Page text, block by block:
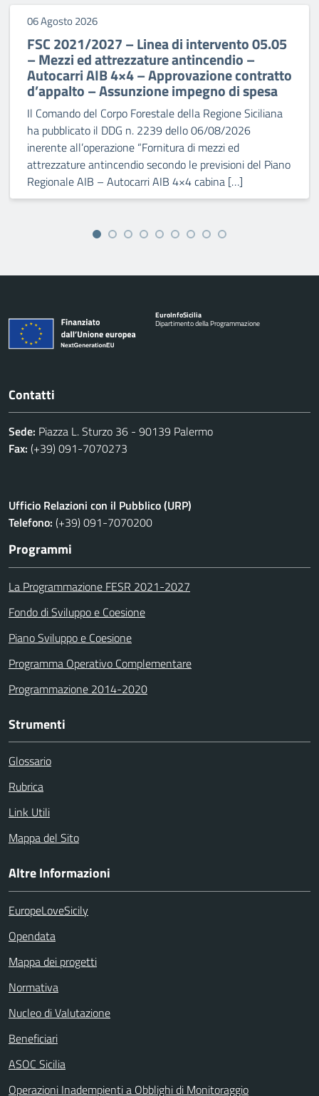
06 Agosto 2026
FSC 2021/2027 – Linea di intervento 05.05
– Mezzi ed attrezzature antincendio –
Autocarri AIB 4×4 – Approvazione contratto
d’appalto – Assunzione impegno di spesa
Il Comando del Corpo Forestale della Regione Siciliana
ha pubblicato il DDG n. 2239 dello 06/08/2026
inerente all’operazione “Fornitura di mezzi ed
attrezzature antincendio secondo le previsioni del Piano
Regionale AIB – Autocarri AIB 4×4 cabina […]
EuroInfoSicilia
Dipartimento della Programmazione
Contatti
Sede: Piazza L. Sturzo 36 - 90139 Palermo
Fax: (+39) 091-7070273
Ufficio Relazioni con il Pubblico (URP)
Telefono: (+39) 091-7070200
Programmi
La Programmazione FESR 2021-2027
Fondo di Sviluppo e Coesione
Piano Sviluppo e Coesione
Programma Operativo Complementare
Programmazione 2014-2020
Strumenti
Glossario
Rubrica
Link Utili
Mappa del Sito
Altre Informazioni
EuropeLoveSicily
Opendata
Mappa dei progetti
Normativa
Nucleo di Valutazione
Beneficiari
ASOC Sicilia
Operazioni Inadempienti a Obblighi di Monitoraggio